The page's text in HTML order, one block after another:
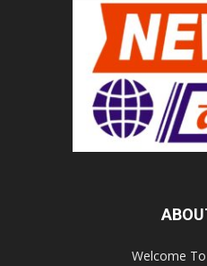
Welcome